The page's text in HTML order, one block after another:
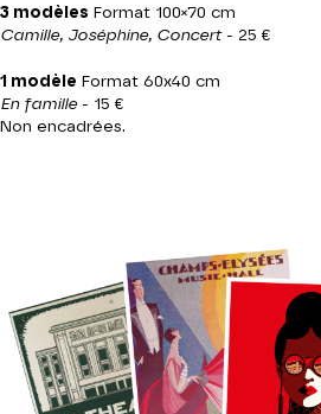
3 modèles Format 100×70 cm
Camille, Joséphine, Concert - 25 €
1 modèle Format 60x40 cm
En famille- 15 €
Non encadrées.